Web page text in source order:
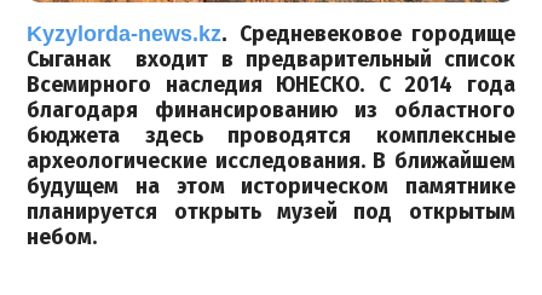
Kyzylorda-news.kz. Средневековое городище
Сыганак входит в предварительный список
Всемирного наследия ЮНЕСКО. С 2014 года
благодаря финансированию из областного
бюджета здесь проводятся комплексные
археологические исследования. В ближайшем
будущем на этом историческом памятнике
планируется открыть музей под открытым
небом.